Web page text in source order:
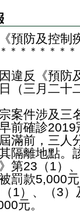
預防及控制
＊ ＊ ＊ ＊ ＊ ＊ ＊ ＊
反《預防
（三月二十
件涉及三名
前確診
滿前，三人
隔離地點。
第23（1）
罰款5,000
1）、（3
元。